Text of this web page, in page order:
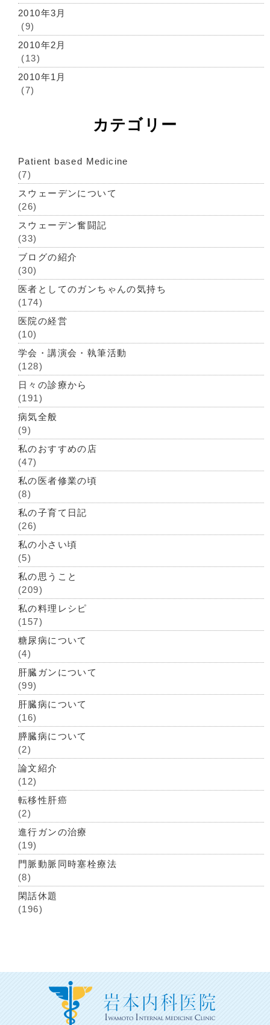
2010年3月
(9)
2010年2月
(13)
2010年1月
(7)
カテゴリー
Patient based Medicine
(7)
スウェーデンについて
(26)
スウェーデン奮闘記
(33)
ブログの紹介
(30)
医者としてのガンちゃんの気持ち
(174)
医院の経営
(10)
学会・講演会・執筆活動
(128)
日々の診療から
(191)
病気全般
(9)
私のおすすめの店
(47)
私の医者修業の頃
(8)
私の子育て日記
(26)
私の小さい頃
(5)
私の思うこと
(209)
私の料理レシピ
(157)
糖尿病について
(4)
肝臓ガンについて
(99)
肝臓病について
(16)
膵臓病について
(2)
論文紹介
(12)
転移性肝癌
(2)
進行ガンの治療
(19)
門脈動脈同時塞栓療法
(8)
閑話休題
(196)